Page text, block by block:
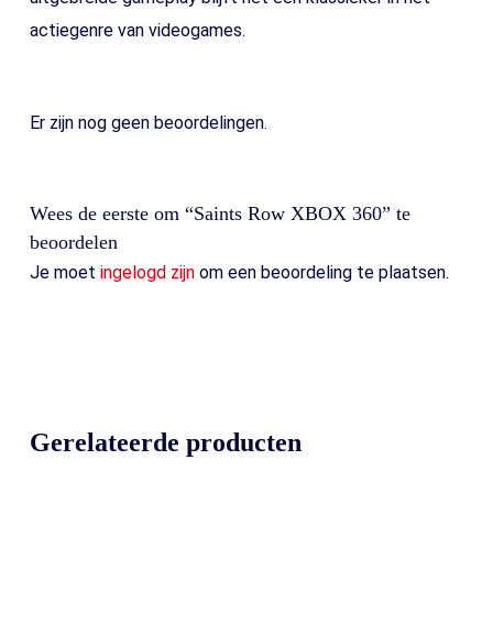
actiegenre van videogames.
Er zijn nog geen beoordelingen.
Wees de eerste om “Saints Row XBOX 360” te
beoordelen
Je moet ingelogd zijnom een beoordeling te plaatsen.
Gerelateerde producten